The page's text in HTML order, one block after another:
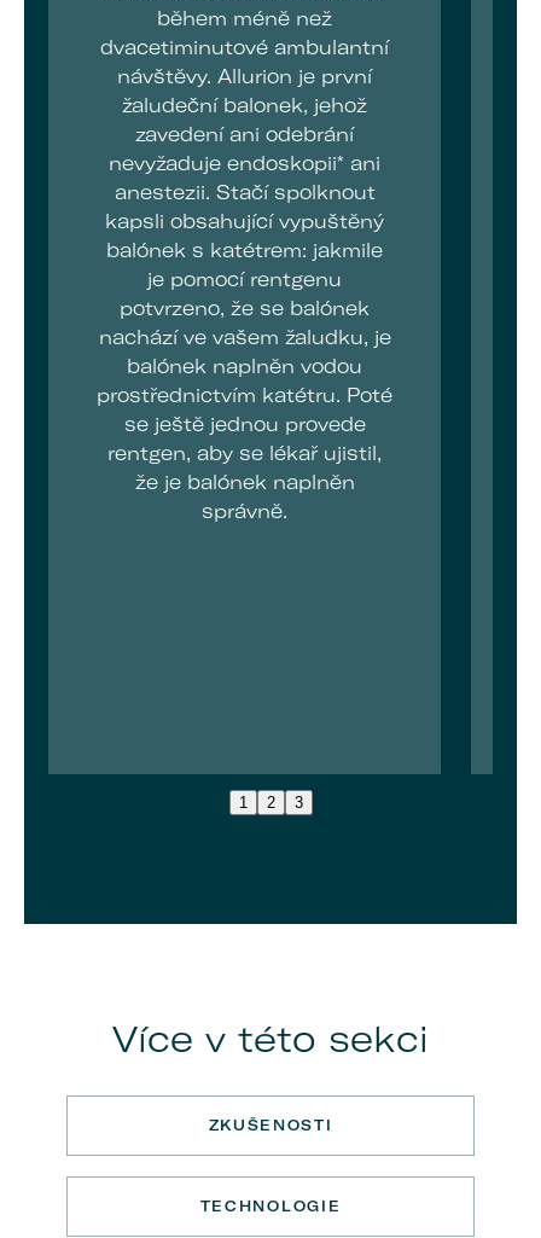
během méně než
dvacetiminutové ambulantní
návštěvy. Allurion je první
žaludeční balonek, jehož
zavedení ani odebrání
nevyžaduje endoskopii* ani
anestezii. Stačí spolknout
kapsli obsahující vypuštěný
balónek s katétrem: jakmile
je pomocí rentgenu
potvrzeno, že se balónek
nachází ve vašem žaludku, je
balónek naplněn vodou
prostřednictvím katétru. Poté
se ještě jednou provede
rentgen, aby se lékař ujistil,
že je balónek naplněn
správně.
1 2 3
Více v této sekci
ZKUŠENOSTI
TECHNOLOGIE